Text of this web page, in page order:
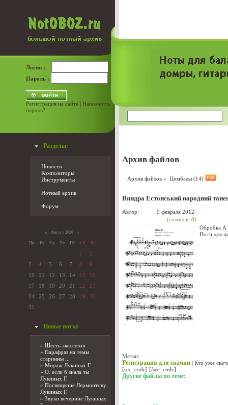
Логин :
Пароль :
Регистрация на сайте | Напомнить
пароль?
Разделы:
Новости
Композиторы
Инструменты
Нотный архив
Форум
« Август 2026 »
Пн Вт Ср Чт Пт Сб Вс
1
2
3
4 5 6 7 8
9
10
11 12 13 14 15
16
17
18 19 20 21 22
23
24
25 26 27 28 29
30
31
Новые ноты:
» Шесть экоссезов
» Парафраз на темы
старинны ...
» Мираж Лукиных Г.
» О. если б знала ты
Лукиных Г.
» Посвящение Лермонтову
Лукиных Г.
» Звуки вечерние Лукиных
Архив файлов
Архив файлов » Цимбалы (14)
Вяндра Естонський народний
Автор:
9 февраля 2012
(голосов: 0)
Обробка
Ноти для
Метки:
Регистрация для скачки | Кто уже
[sec_code] [/sec_code]
Другие файлы по теме: